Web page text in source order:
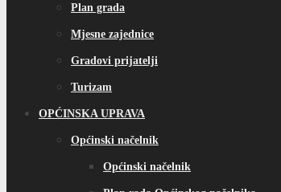
Plan grada
Mjesne zajednice
Gradovi prijatelji
Turizam
OPĆINSKA UPRAVA
Općinski načelnik
Općinski načelnik